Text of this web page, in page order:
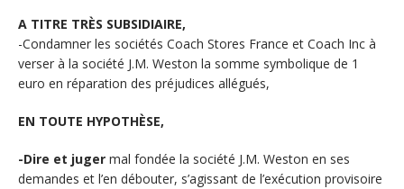
A TITRE TRÈS SUBSIDIAIRE,
-Condamner les sociétés Coach Stores France et Coach Inc à
verser à la société J.M. Weston la somme symbolique de 1
euro en réparation des préjudices allégués,
EN TOUTE HYPOTHÈSE,
-Dire et juger mal fondée la société J.M. Weston en ses
demandes et l’en débouter, s’agissant de l’exécution provisoire